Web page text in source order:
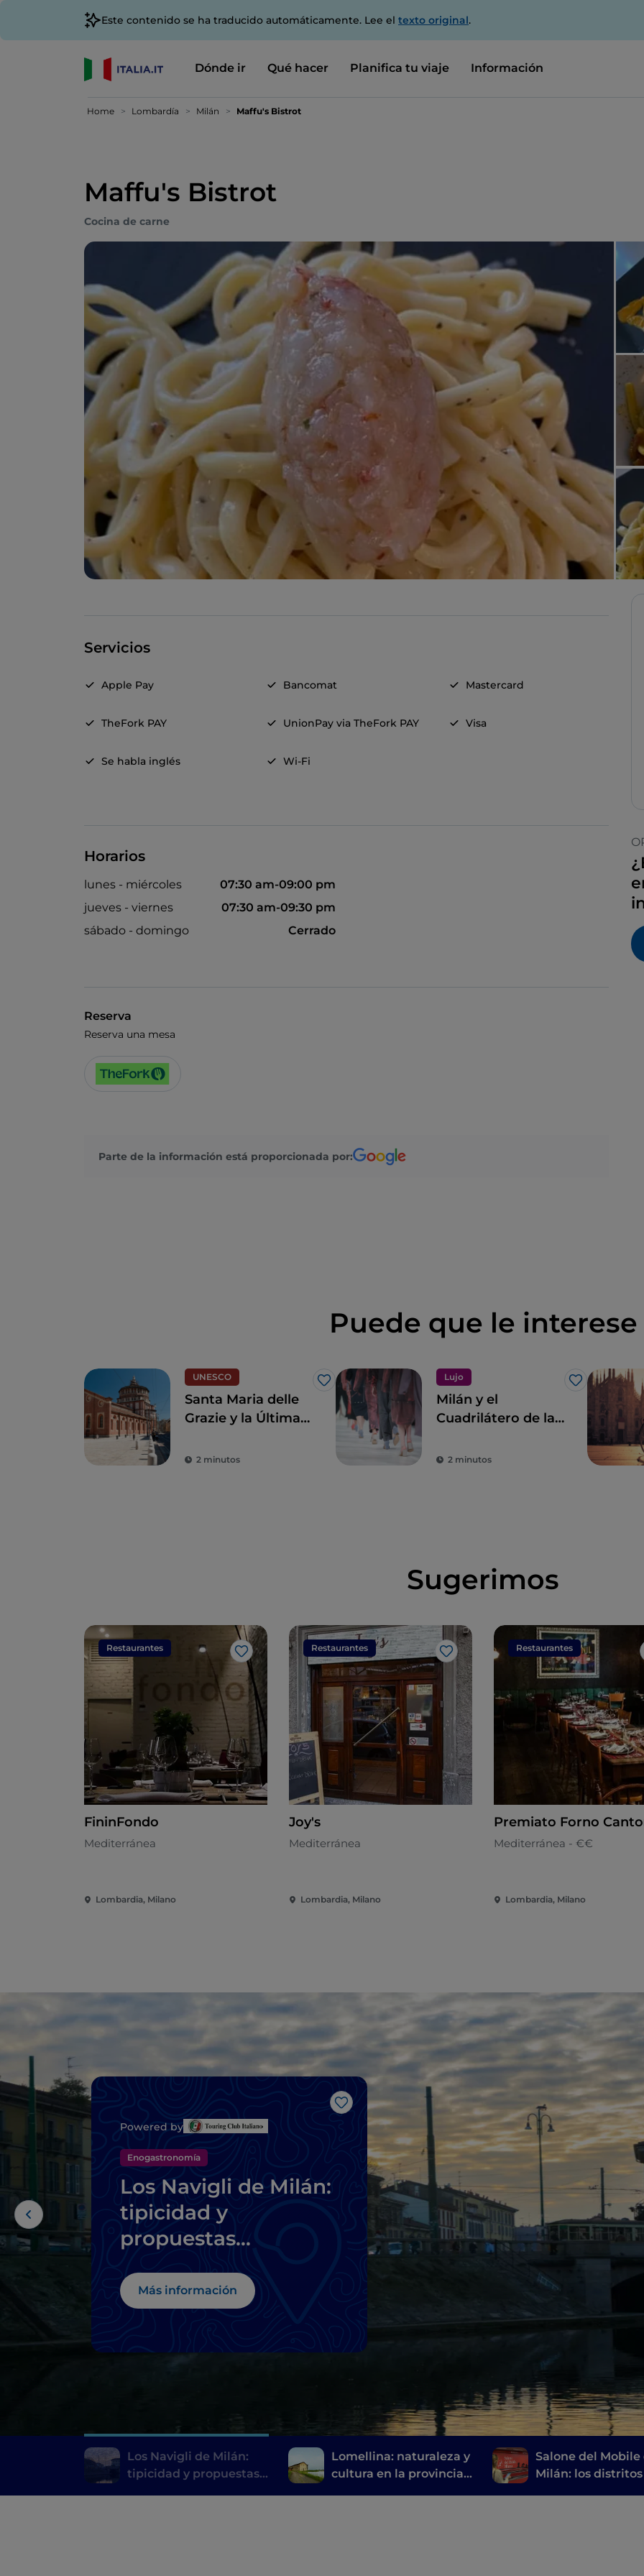
Este contenido se ha traducido automáticamente. Lee el texto original.
Dónde ir Qué hacer Planifica tu viaje Información
Home Lombardía Milán Maffu's Bistrot
Maffu's Bistrot
Cocina de carne
Servicios
Apple Pay Bancomat Mastercard
TheFork PAY UnionPay via TheFork PAY Visa
Se habla inglés Wi-Fi
Horarios
lunes - miércoles
07:30 am-09:00 pm
jueves - viernes
07:30 am-09:30 pm
sábado - domingo
Cerrado
Reserva
Reserva una mesa
Parte de la información está proporcionada por:
Puede que le interese
UNESCO
Me gusta
Santa Maria delle
Grazie y la Última
joyas para revivir el
2 minutos
Lujo
Me gusta
Milán y el
Cuadrilátero de la
2 minutos
Sugerimos
Restaurantes
Me gusta
FininFondo
Mediterránea
Lombardia, Milano
Restaurantes
Me gusta
Joy's
Mediterránea
Lombardia, Milano
Restaurantes
Premiato Forno
Mediterránea - €€
Lombardia, Milano
Me gusta
Powered by
Enogastronomía
Los Navigli de Milán:
tipicidad y
propuestas
cocina
Más información
Los Navigli de Milán:
tipicidad y propuestas
Lomellina: naturaleza y
cultura en la provincia
Salone del Mobile
Milán: los